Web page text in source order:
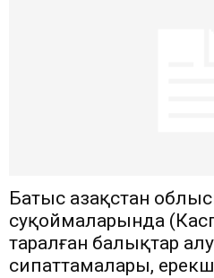
Батыс Қазақстан
суқоймаларында
таралған балықтар
сипаттамалары,